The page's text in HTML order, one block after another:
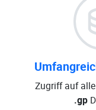
Zugriff auf alle
.gp